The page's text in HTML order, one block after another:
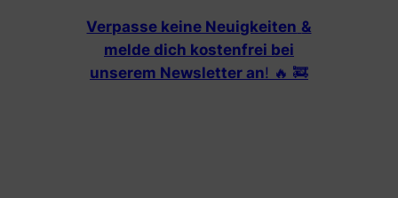
Verpasse keine Neuigkeiten &
melde dich kostenfrei bei
unserem Newsletter an! 🔥 🚒